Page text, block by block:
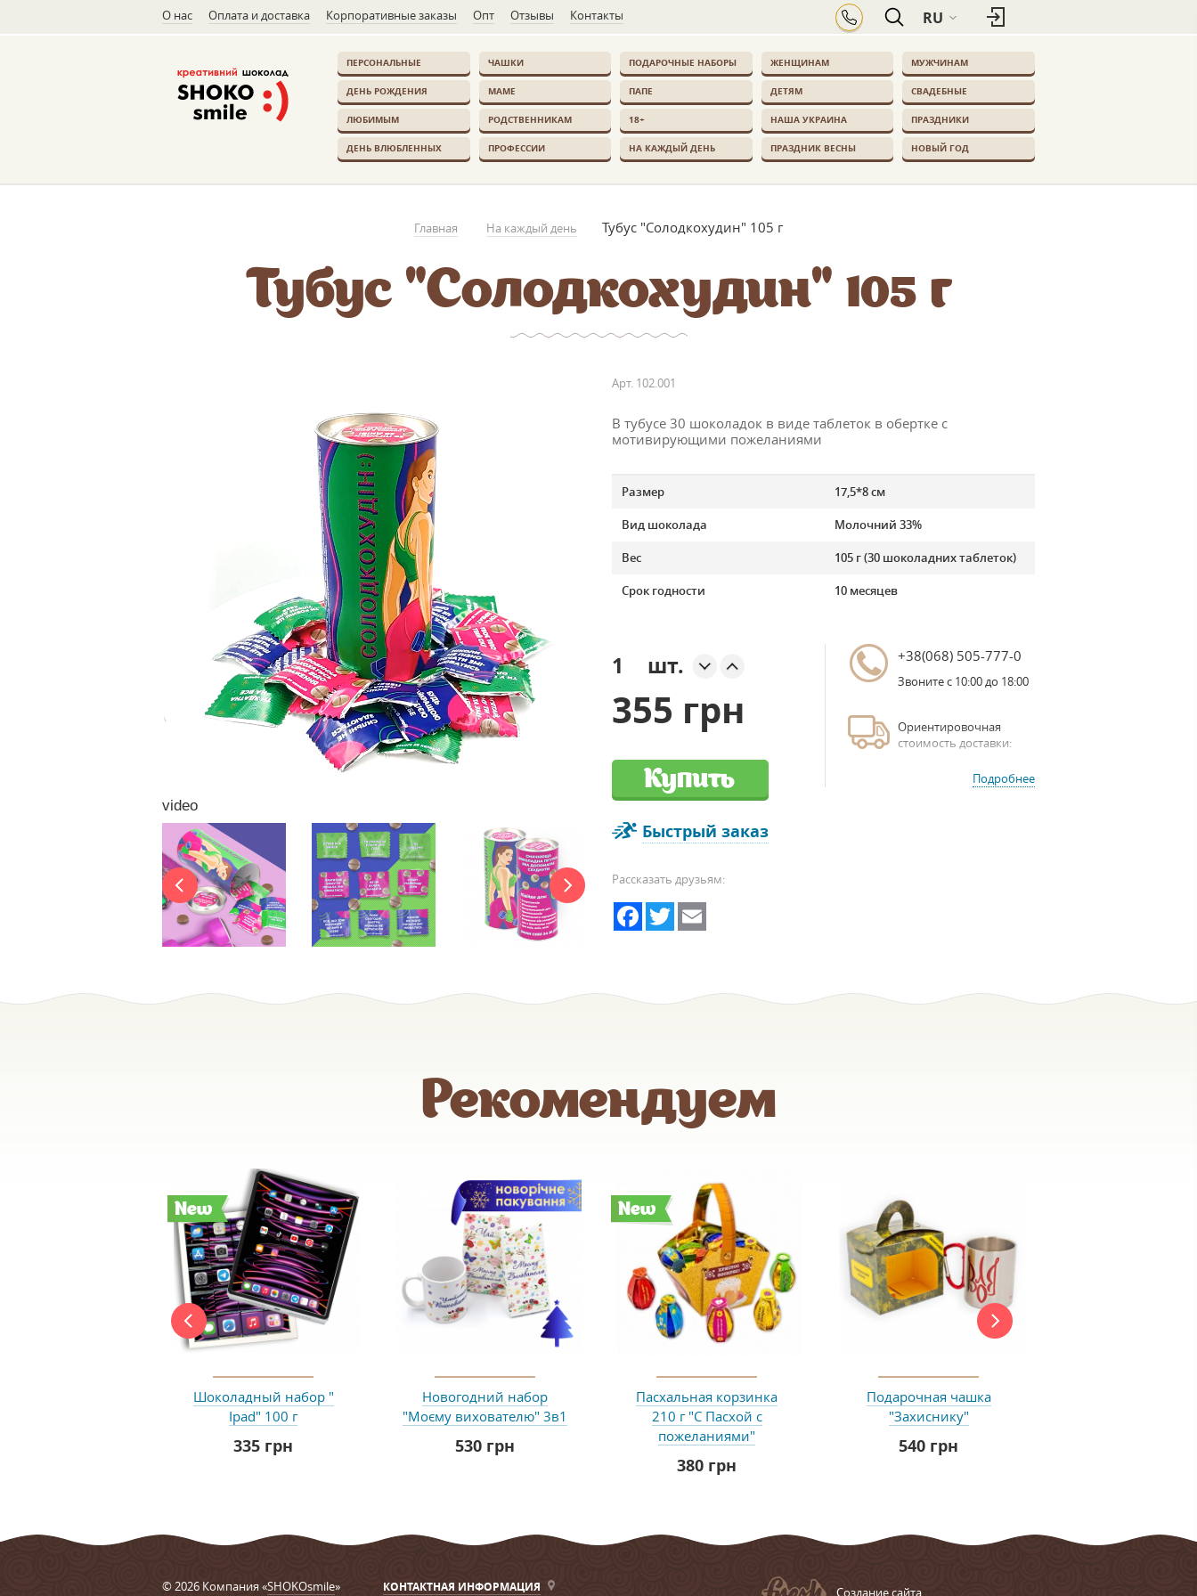
О нас Оплата и доставка Корпоративные заказы Опт Отзывы Контакты RU
ПЕРСОНАЛЬНЫЕ ЧАШКИ ПОДАРОЧНЫЕ НАБОРЫ ЖЕНЩИНАМ МУЖЧИНАМ
ДЕНЬ РОЖДЕНИЯ МАМЕ ПАПЕ ДЕТЯМ СВАДЕБНЫЕ
ЛЮБИМЫМ РОДСТВЕННИКАМ 18+ НАША УКРАИНА ПРАЗДНИКИ
ДЕНЬ ВЛЮБЛЕННЫХ ПРОФЕССИИ НА КАЖДЫЙ ДЕНЬ ПРАЗДНИК ВЕСНЫ НОВЫЙ ГОД
Главная На каждый день Тубус "Солодкохудин" 105 г
Тубус "Солодкохудин" 105 г
video
Арт. 102.001
В тубусе 30 шоколадок в виде таблеток в обертке с
мотивирующими пожеланиями
Размер 17,5*8 см
Вид шоколада Молочний 33%
Вес 105 г (30 шоколадних таблеток)
Срок годности 10 месяцев
шт.
355 грн
Купить
Быстрый заказ
Рассказать друзьям:
Facebook
Twitter
+38(068) 505-777-0
Звоните с 10:00 до 18:00
Ориентировочная
стоимость доставки:
Подробнее
Рекомендуем
New
Шоколадный набор "
Ipad" 100 г
335 грн
Новогодний набор
"Моєму вихователю" 3в1
530 грн
New
Пасхальная корзинка
210 г "С Пасхой с
пожеланиями"
380 грн
Подарочная чашка
"Захиснику"
540 грн
© 2026 Компания «SHOKOsmile» КОНТАКТНАЯ ИНФОРМАЦИЯ Cоздание сайта